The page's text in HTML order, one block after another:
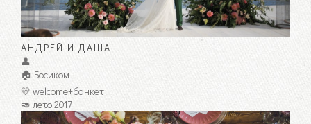
АНДРЕЙ И ДАША
👤
🏠 Босиком
💛 welcome+банкет
🥑 лето 2017